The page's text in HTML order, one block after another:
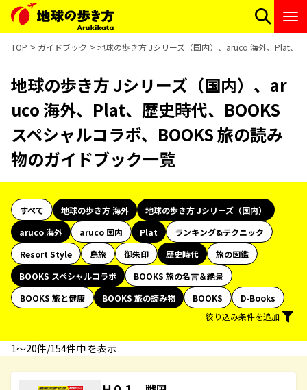
TOP ガイドブック 地球の歩き方 Jシリーズ（国内）、aruco 海外、Plat、
地球の歩き方 Jシリーズ（国内）、ar
uco 海外、Plat、歴史時代、BOOKS
スペシャルコラボ、BOOKS 旅の読み
物のガイドブック一覧
すべて 地球の歩き方 海外
地球の歩き方 Jシリーズ（国内）
aruco 海外
aruco 国内 Plat
ランキング&テクニック
Resort Style
島旅 御朱印 歴史時代
旅の図鑑
BOOKS スペシャルコラボ
BOOKS 旅の名言＆絶景
BOOKS 旅と健康
BOOKS 旅の読み物 BOOKS
D-Books
絞り込み条件を追加
1〜20件/154件中 を表示